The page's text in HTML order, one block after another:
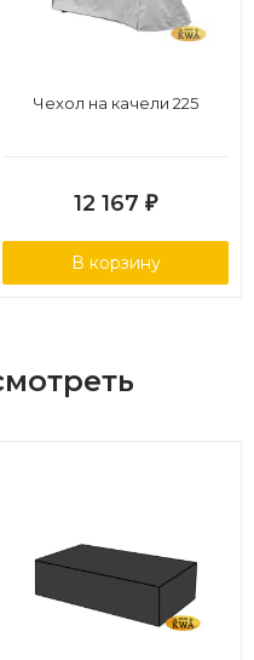
Чехол на качели 225
12 167 ₽
В корзину